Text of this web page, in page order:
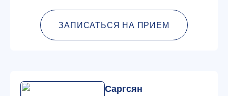
ЗАПИСАТЬСЯ НА ПРИЕМ
Саргсян